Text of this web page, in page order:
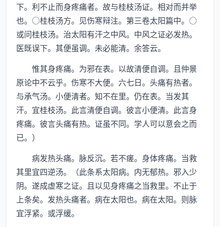
下。利不止而身疼痛者。故与桂枝汤证。相对而并举
也。○桂枝汤方。见伤寒辩注。第三卷太阳篇中。○
或问桂枝汤。治太阳有汗之中风。中风之证必发热。
医既误下。其便虽调。未必能清。余答云。
惟其身疼痛。为邪在表。以故清便自调。且仲景
原论中不云乎。伤寒不大便。六七日。头痛有热者。
与承气汤。小便清者。知不在里。仍在表。当发其
汗。宜桂枝汤。此言清便自调。彼言小便清。此言身
疼痛。彼言头痛有热。证虽不同。学人可以意会之而
已。）
病发热头痛。脉反沉。若不瘥。身体疼痛。当救
其里宜四逆汤。（此条系太阳病。内无郁热。邪入少
阴。遂成虚寒之证。且以见身疼痛之当救里。不止于
上条矣。发热头痛者。病在太阳也。病在太阳。则脉
宜浮紧。或浮缓。